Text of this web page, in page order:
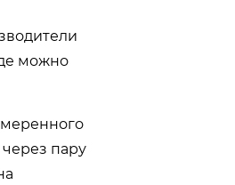
можно
пару